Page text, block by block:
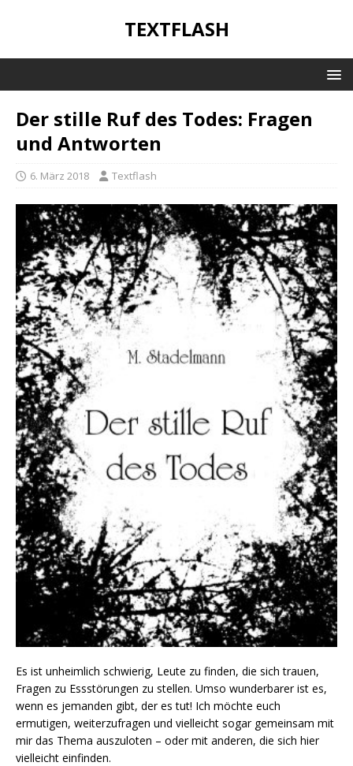
TEXTFLASH
Der stille Ruf des Todes: Fragen
und Antworten
6. März 2018 Textflash
Es ist unheimlich schwierig, Leute zu finden, die sich trauen,
Fragen zu Essstörungen zu stellen. Umso wunderbarer ist es,
wenn es jemanden gibt, der es tut! Ich möchte euch
ermutigen, weiterzufragen und vielleicht sogar gemeinsam mit
mir das Thema auszuloten – oder mit anderen, die sich hier
vielleicht einfinden.